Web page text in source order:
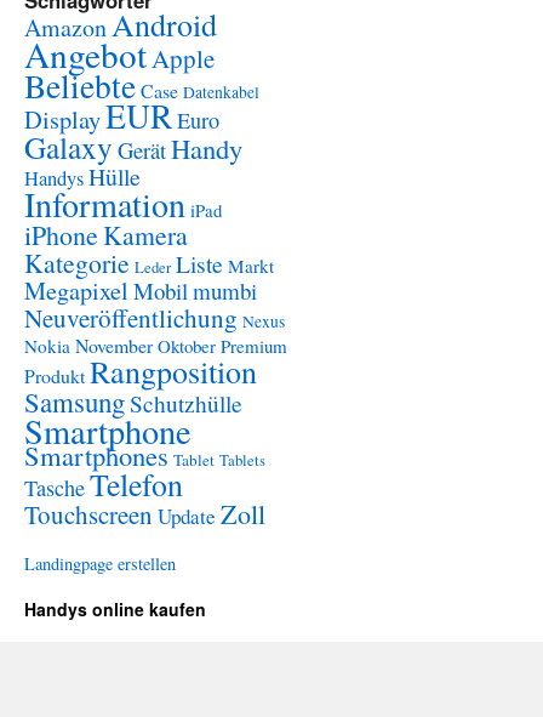
AmazonAndroid
AngebotApple
BeliebteCase Datenkabel
DisplayEUREuro
Galaxy GerätHandy
HandysHülle
Information iPad
iPhoneKamera
Kategorie Leder Liste Markt
Megapixel Mobilmumbi
Neuveröffentlichung Nexus
Nokia November Oktober Premium
ProduktRangposition
SamsungSchutzhülle
Smartphone
Smartphones Tablet Tablets
TascheTelefon
Touchscreen Update Zoll
Landingpage erstellen
Handys online kaufen